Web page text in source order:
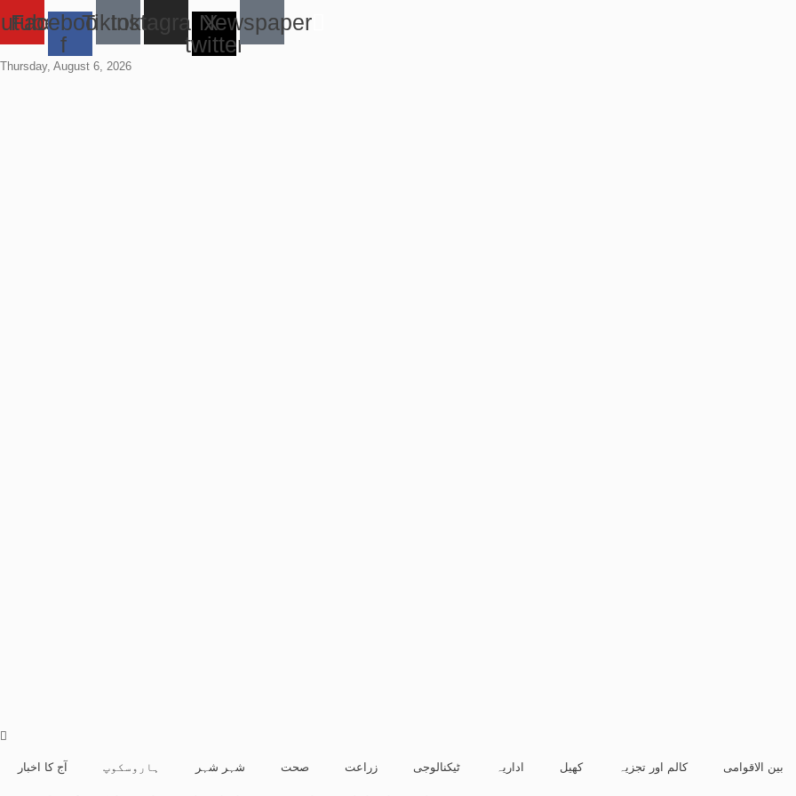
Facebook-
f
TiktokInstagramX-
twitter
Newspaper
Thursday, August 6, 2026
آج کا اخبار ہاروسکوپ شہر شہر صحت زراعت ٹیکنالوجی اداریہ کھیل کالم اور تجزیہ بین الاقوامی